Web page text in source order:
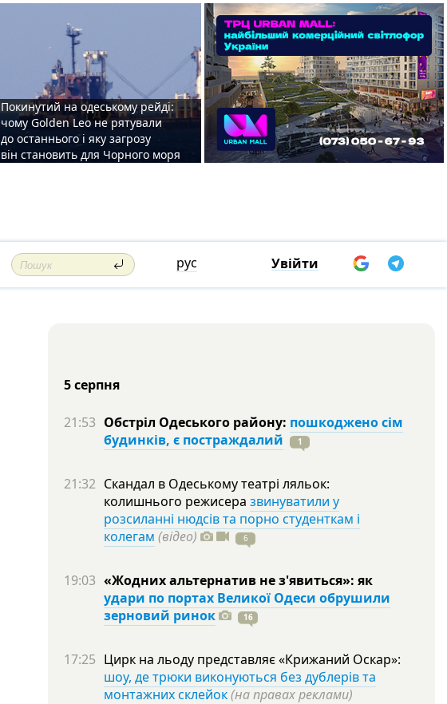
Покинутий на одеському рейді:
чому Golden Leo не рятували
до останнього і яку загрозу
він становить для Чорного моря
рус Увійти
5 серпня
21:53 Обстріл Одеського району: пошкоджено сім
будинків, є постраждалий
1
21:32 Скандал в Одеському театрі ляльок:
колишнього режисера звинуватили у
розсиланні нюдсів та порно студенткам і
колегам (відео) 6
19:03 «Жодних альтернатив не з'явиться»: як
удари по портах Великої Одеси обрушили
зерновий ринок
16
17:25 Цирк на льоду представляє «Крижаний Оскар»:
шоу, де трюки виконуються без дублерів та
монтажних склейок(на правах реклами)